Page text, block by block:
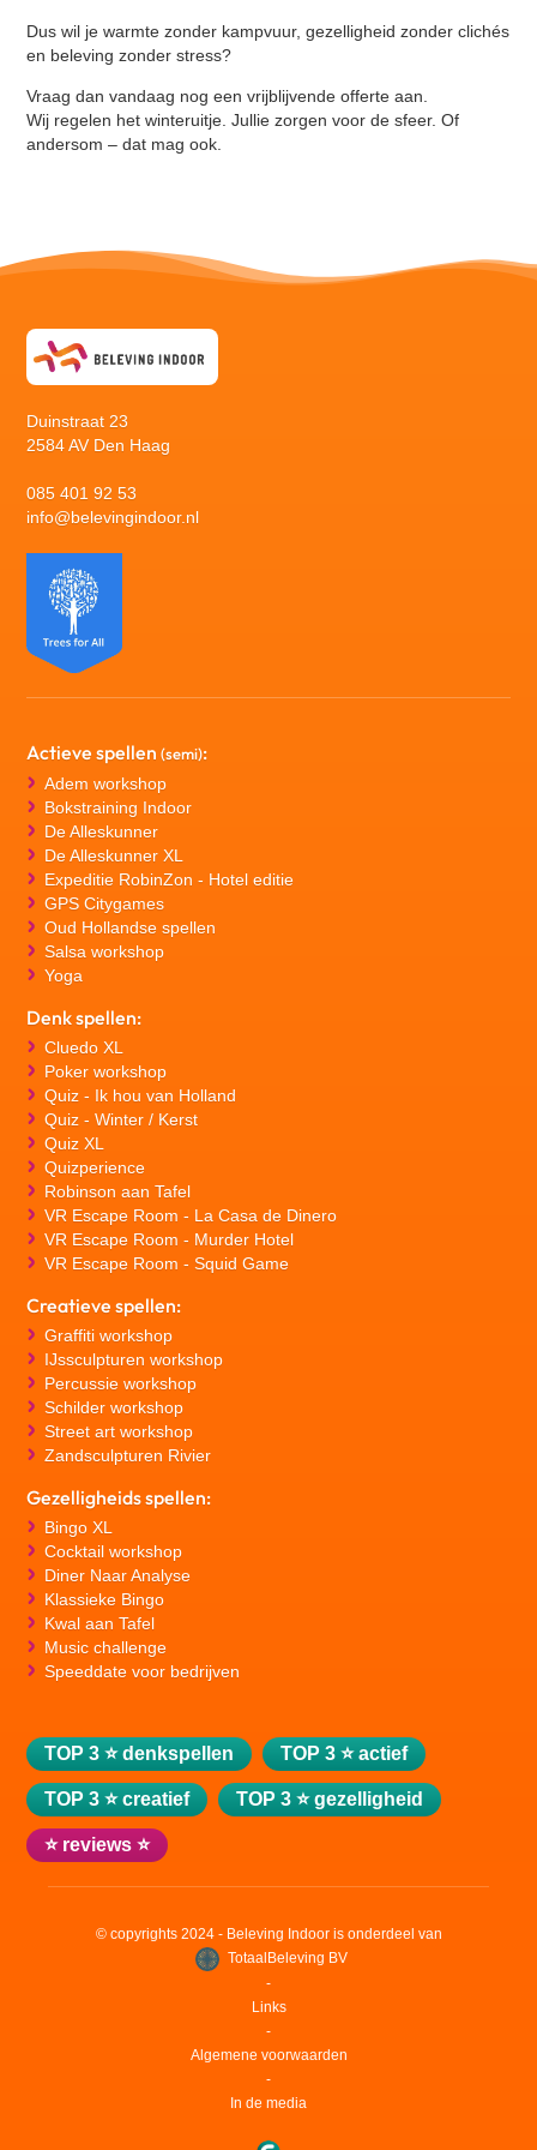
Dus wil je warmte zonder kampvuur, gezelligheid zonder clichés
en beleving zonder stress?
Vraag dan vandaag nog een vrijblijvende offerte aan.
Wij regelen het winteruitje. Jullie zorgen voor de sfeer. Of
andersom – dat mag ook.
Duinstraat 23
2584 AV Den Haag
085 401 92 53
info@belevingindoor.nl
Actieve spellen (semi):
Adem workshop
Bokstraining Indoor
De Alleskunner
De Alleskunner XL
Expeditie RobinZon - Hotel editie
GPS Citygames
Oud Hollandse spellen
Salsa workshop
Yoga
Denk spellen:
Cluedo XL
Poker workshop
Quiz - Ik hou van Holland
Quiz - Winter / Kerst
Quiz XL
Quizperience
Robinson aan Tafel
VR Escape Room - La Casa de Dinero
VR Escape Room - Murder Hotel
VR Escape Room - Squid Game
Creatieve spellen:
Graffiti workshop
IJssculpturen workshop
Percussie workshop
Schilder workshop
Street art workshop
Zandsculpturen Rivier
Gezelligheids spellen:
Bingo XL
Cocktail workshop
Diner Naar Analyse
Klassieke Bingo
Kwal aan Tafel
Music challenge
Speeddate voor bedrijven
TOP 3 ⭐ denkspellen TOP 3 ⭐ actief
TOP 3 ⭐ creatief TOP 3 ⭐ gezelligheid
⭐ reviews ⭐
© copyrights 2024 - Beleving Indoor is onderdeel van
TotaalBeleving BV
‐
Links
‐
Algemene voorwaarden
‐
In de media